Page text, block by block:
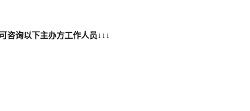
咨询以下主办方工作人员↓↓↓